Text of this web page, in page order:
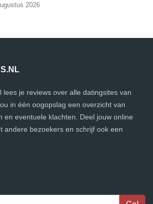
2026
lees je reviews over alle datingsites van
in één oogopslag een overzicht van
en eventuele klachten. Deel jouw online
andere bezoekers en schrijf ook een